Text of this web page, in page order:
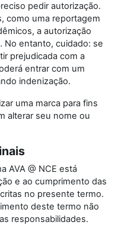
pedir autorização.
como uma reportagem
a autorização
No entanto, cuidado: se
prejudicada com a
entrar com um
indenização.
uma marca para fins
alterar seu nome ou
AVA @ NCE está
e ao cumprimento das
no presente termo.
deste termo não
responsabilidades.